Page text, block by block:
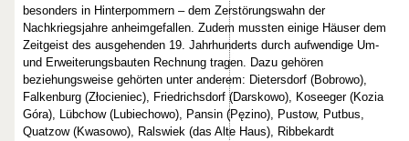
besonders in Hinterpommern – dem Zerstörungswahn der
Nachkriegsjahre anheimgefallen. Zudem mussten einige Häuser dem
Zeitgeist des ausgehenden 19. Jahrhunderts durch aufwendige Um-
und Erweiterungsbauten Rechnung tragen. Dazu gehören
beziehungsweise gehörten unter anderem: Dietersdorf (Bobrowo),
Falkenburg (Złocieniec), Friedrichsdorf (Darskowo), Koseeger (Kozia
Góra), Lübchow (Lubiechowo), Pansin (Pęzino), Pustow, Putbus,
Quatzow (Kwasowo), Ralswiek (das Alte Haus), Ribbekardt